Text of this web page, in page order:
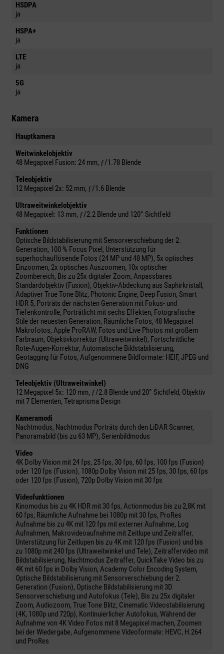
HSDPA
ja
HSPA+
ja
LTE
ja
5G
ja
Kamera
Hauptkamera
Weitwinkelobjektiv
48 Megapixel Fusion: 24 mm, ƒ/1.78 Blende
Teleobjektiv
12 Megapixel 2x: 52 mm, ƒ/1.6 Blende
Ultraweitwinkelobjektiv
48 Megapixel: 13 mm, ƒ/2.2 Blende und 120° Sichtfeld
Funktionen
Optische Bildstabilisierung mit Sensorverschiebung der 2.
Generation, 100 % Focus Pixel, Unterstützung für
superhochauflösende Fotos (24 MP und 48 MP), 5x optisches
Einzoomen, 2x optisches Auszoomen, 10x optischer
Zoombereich, Bis zu 25x digitaler Zoom, Anpassbares
Standardobjektiv (Fusion), Objektiv-Abdeckung aus Saphirkristall,
Adaptiver True Tone Blitz, Photonic Engine, Deep Fusion, Smart
HDR 5, Porträts der nächsten Generation mit Fokus- und
Tiefenkontrolle, Porträtlicht mit sechs Effekten, Fotografische
Stile der neuesten Generation, Räumliche Fotos, 48 Megapixel
Makrofotos, Apple ProRAW, Fotos und Live Photos mit großem
Farbraum, Objektivkorrektur (Ultraweitwinkel), Fortschrittliche
Rote-Augen-Korrektur, Automatische Bildstabilisierung,
Geotagging für Fotos, Aufgenommene Bildformate: HEIF, JPEG und
DNG
Teleobjektiv (Ultraweitwinkel)
12 Megapixel 5x: 120 mm, ƒ/2.8 Blende und 20° Sichtfeld, Objektiv
mit 7 Elementen, Tetraprisma Design
Kameramodi
Nachtmodus, Nachtmodus Porträts durch den LiDAR Scanner,
Panoramabild (bis zu 63 MP), Serienbildmodus
Video
4K Dolby Vision mit 24 fps, 25 fps, 30 fps, 60 fps, 100 fps (Fusion)
oder 120 fps (Fusion), 1080p Dolby Vision mit 25 fps, 30 fps, 60 fps
oder 120 fps (Fusion), 720p Dolby Vision mit 30 fps
Videofunktionen
Kinomodus bis zu 4K HDR mit 30 fps, Actionmodus bis zu 2,8K mit
60 fps, Räumliche Aufnahme bei 1080p mit 30 fps, ProRes
Aufnahme bis zu 4K mit 120 fps mit externer Aufnahme, Log
Aufnahmen, Makrovideoaufnahme mit Zeitlupe und Zeitraffer,
Unterstützung für Zeitlupen bis zu 4K mit 120 fps (Fusion) und bis
zu 1080p mit 240 fps (Ultraweitwinkel und Tele), Zeitraffervideo mit
Bildstabilisierung, Nachtmodus Zeitraffer, QuickTake Video bis zu
4K mit 60 fps in Dolby Vision, Academy Color Encoding System,
Optische Bildstabilisierung mit Sensorverschiebung der 2.
Generation (Fusion), Optische Bildstabilisierung mit 3D
Sensorverschiebung und Autofokus (Tele), Bis zu 25x digitaler
Zoom, Audiozoom, True Tone Blitz, Cinematic Videostabilisierung
(4K, 1080p und 720p), Kontinuierlicher Autofokus, Während der
Aufnahme von 4K Video Fotos mit 8 Megapixel machen, Zoomen
bei der Wiedergabe, Aufgenommene Videoformate: HEVC, H.264
und ProRes